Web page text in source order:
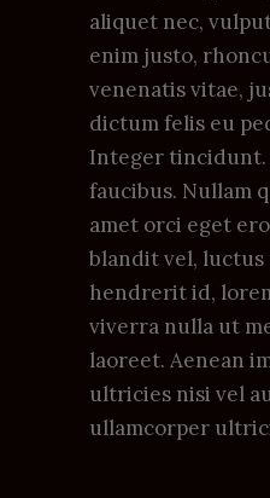
aliquet nec,
enim justo,
venenatis vitae,
dictum felis eu
Integer tincidunt.
faucibus. Nullam
amet orci eget
blandit vel, luctus
hendrerit id,
viverra nulla ut
laoreet. Aenean
ultricies nisi vel
ullamcorper